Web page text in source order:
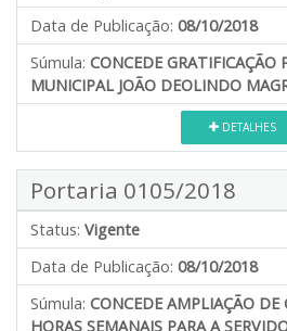
Data de Publicação: 08/10/2018
Súmula: CONCEDE GRATIFICAÇÃO
MUNICIPAL JOÃO DEOLINDO
DETALHES
Portaria 0105/2018
Status: Vigente
Data de Publicação: 08/10/2018
Súmula: CONCEDE AMPLIAÇÃO DE
HORAS SEMANAIS PARA A